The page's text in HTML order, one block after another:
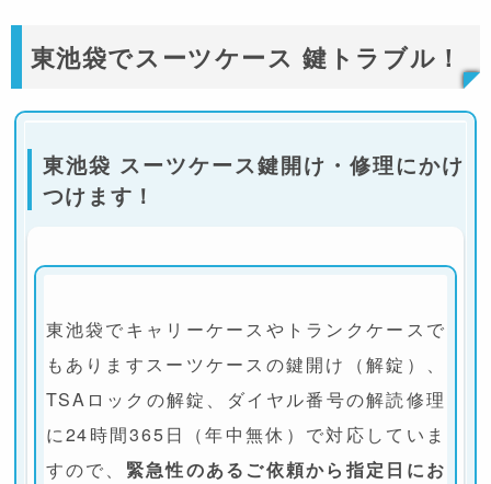
東池袋でスーツケース 鍵トラブル！
東池袋 スーツケース鍵開け・修理にかけ
つけます！
東池袋でキャリーケースやトランクケースで
もありますスーツケースの鍵開け（解錠）、
TSAロックの解錠、ダイヤル番号の解読修理
に24時間365日（年中無休）で対応していま
すので、 緊急性のあるご依頼から指定日にお